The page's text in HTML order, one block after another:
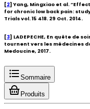
[2] Yang, Mingxiao et al.
for chronic low back pain:
Trials vol. 15 418. 29 Oct. 2014.
[3] LADEPECHE, En quête de
tournent vers les médecines
Medoucine, 2017.
Sommaire
Produits